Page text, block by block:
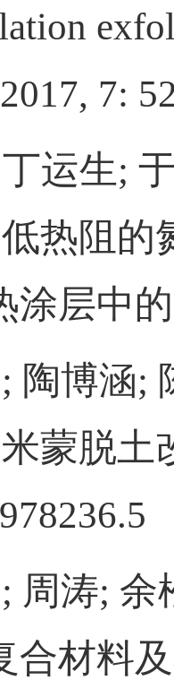
7:
丁运生;
热阻的
涂层中
; 陶博涵;
蒙脱土
; 周涛; 余
合材料